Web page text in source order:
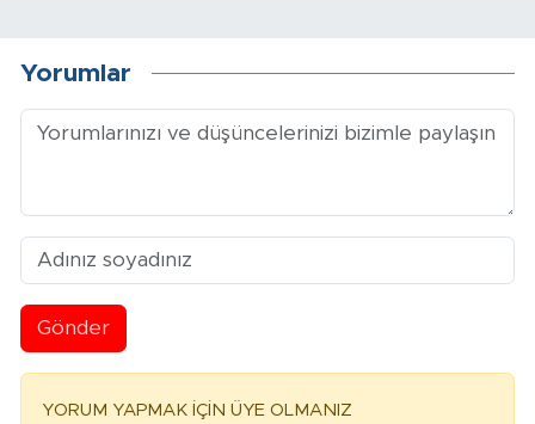
Yorumlar
Gönder
YORUM YAPMAK İÇİN ÜYE OLMANIZ